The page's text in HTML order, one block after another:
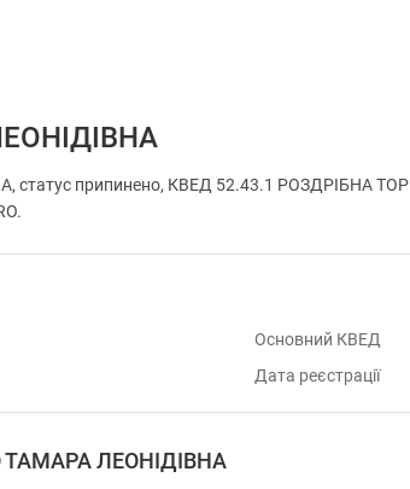
припинено, КВЕД 52.43.1 РОЗДРІБНА
Основний КВЕД
Дата реєстрації
ТАМАРА ЛЕОНІДІВНА